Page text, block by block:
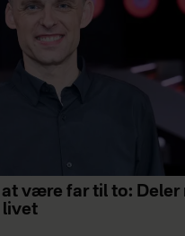
at være far til to: Deler
livet